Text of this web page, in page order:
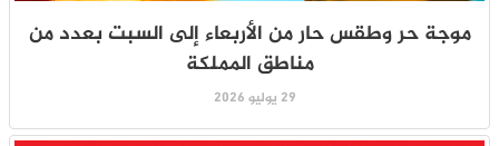
موجة حر وطقس حار من الأربعاء إلى السبت بعدد من
مناطق المملكة
29 يوليو 2026